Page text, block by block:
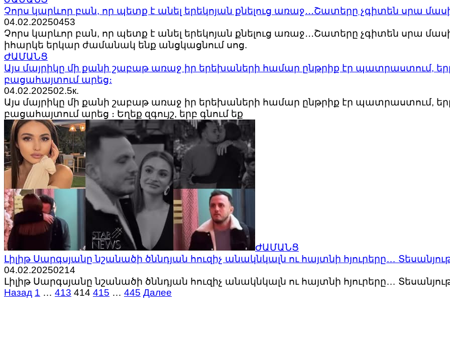
Չորս կարևոր բան, որ պետք է անել երեկոյան քնելուց առաջ․․․Շատերը չգիտեն սրա
04.02.20250453
Չորս կարևոր բան, որ պետք է անել երեկոյան քնելուց առաջ․․․Շատերը չգիտեն սրա
իհարկե երկար ժամանակ ենք անցկացնում սոց.
ԺԱՄԱՆՑ
Այս մայրիկը մի քանի շաբաթ առաջ իր երեխաների համար ընթրիք էր պատրաստում,
բացահայտում արեց։
04.02.202502.5к.
Այս մայրիկը մի քանի շաբաթ առաջ իր երեխաների համար ընթրիք էր պատրաստում,
բացահայտում արեց ։ Եղեք զգույշ, երբ գնում եք
ԺԱՄԱՆՑ
Լիլիթ Սարգսյանը նշանածի ծննդյան հուզիչ անակնկալն ու հայտնի հյուրերը…
04.02.20250214
Լիլիթ Սարգսյանը նշանածի ծննդյան հուզիչ անակնկալն ու հայտնի հյուրերը…
Пагинация
Назад 1 … 413 414 415 … 445 Далее